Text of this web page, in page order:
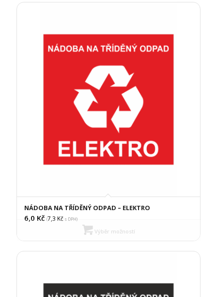
NÁDOBA NA TŘÍDĚNÝ ODPAD – ELEKTRO
6,0 Kč (7,3 Kčs DPH)
Výběr možností